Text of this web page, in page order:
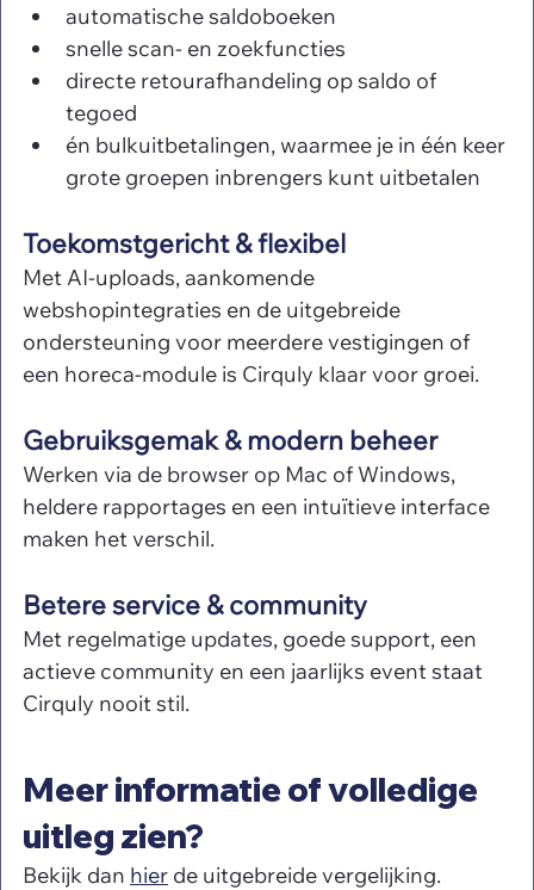
automatische saldoboeken
snelle scan- en zoekfuncties
directe retourafhandeling op saldo of
tegoed
én bulkuitbetalingen,waarmee je in één keer
grote groepen inbrengers kunt uitbetalen
Toekomstgericht & flexibel
Met AI-uploads, aankomende
webshopintegraties en de uitgebreide
ondersteuning voor meerdere vestigingen of
een horeca-module is Cirquly klaar voor groei.
Gebruiksgemak & modern beheer
Werken via de browser op Mac of Windows,
heldere rapportages en een intuïtieve interface
maken het verschil.
Betere service & community
Met regelmatige updates, goede support, een
actieve community en een jaarlijks event staat
Cirquly nooit stil.
Meer informatie of volledige
uitleg zien?
Bekijk dan hier de uitgebreide vergelijking.